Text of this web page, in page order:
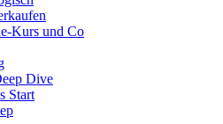
Kurs und Co
Dive
Start